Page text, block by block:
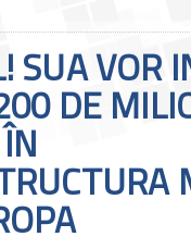
SUA VOR
DE